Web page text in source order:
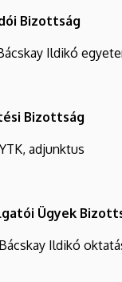
Bizottság
Ildikó
Bizottság
adjunktus
Ügyek
Ildikó